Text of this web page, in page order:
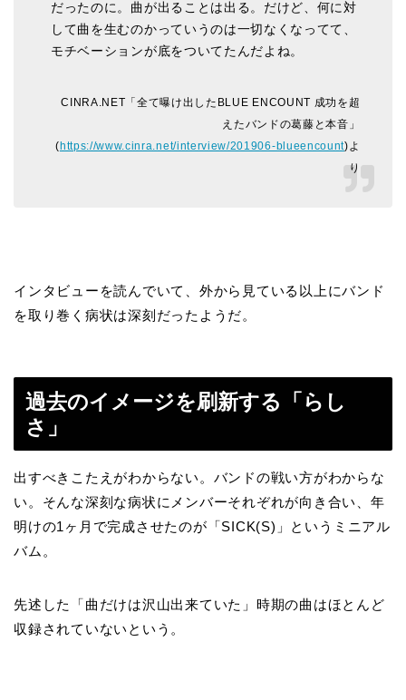
だったのに。曲が出ることは出る。だけど、何に対
して曲を生むのかっていうのは一切なくなってて、
モチベーションが底をついてたんだよね。
CINRA.NET「全て曝け出したBLUE ENCOUNT 成功を超
えたバンドの葛藤と本音」
( https://www.cinra.net/interview/201906-blueencount)よ
り
インタビューを読んでいて、外から見ている以上にバンド
を取り巻く病状は深刻だったようだ。
過去のイメージを刷新する「らし
さ」
出すべきこたえがわからない。バンドの戦い方がわからな
い。そんな深刻な病状にメンバーそれぞれが向き合い、年
明けの1ヶ月で完成させたのが「SICK(S)」というミニアル
バム。
先述した「曲だけは沢山出来ていた」時期の曲はほとんど
収録されていないという。